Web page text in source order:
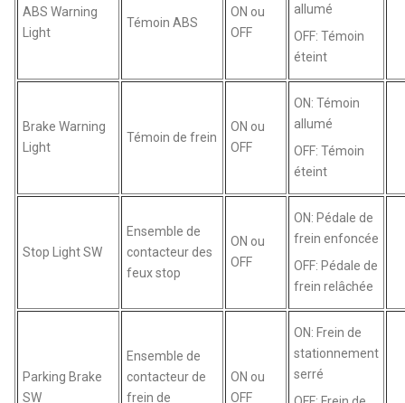
ABS Warning
Light
Témoin ABS
ON ou
OFF
allumé
OFF: Témoin
éteint
Brake Warning
Light
Témoin de frein
ON ou
OFF
ON: Témoin
allumé
OFF: Témoin
éteint
Stop Light SW
Ensemble de
contacteur des
feux stop
ON ou
OFF
ON: Pédale de
frein enfoncée
OFF: Pédale de
frein relâchée
Parking Brake
SW
Ensemble de
contacteur de
frein de
ON ou
OFF
ON: Frein de
stationnement
serré